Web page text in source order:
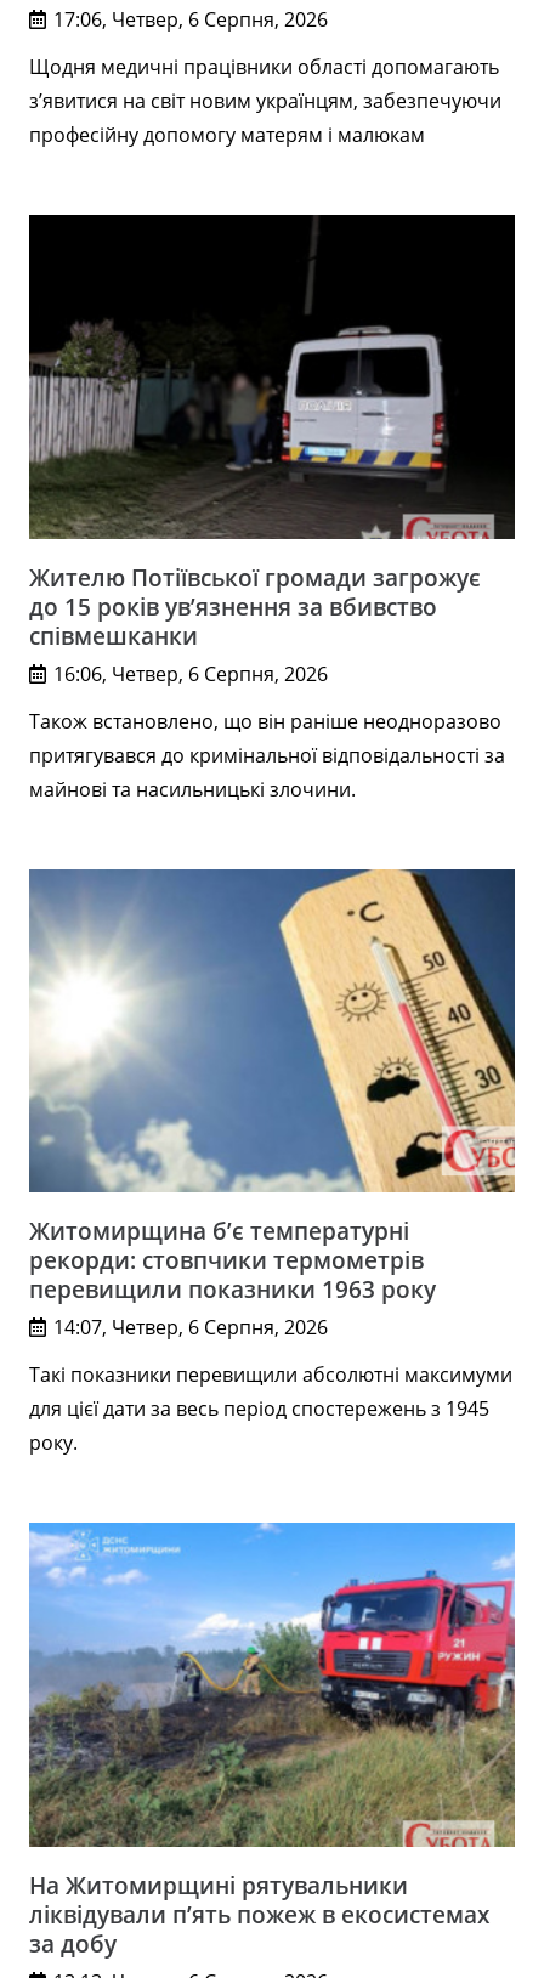
17:06, Четвер, 6 Серпня, 2026
Щодня медичні працівники області допомагають
з’явитися на світ новим українцям, забезпечуючи
професійну допомогу матерям і малюкам
Жителю Потіївської громади загрожує
до 15 років ув’язнення за вбивство
співмешканки
16:06, Четвер, 6 Серпня, 2026
Також встановлено, що він раніше неодноразово
притягувався до кримінальної відповідальності за
майнові та насильницькі злочини.
Житомирщина б’є температурні
рекорди: стовпчики термометрів
перевищили показники 1963 року
14:07, Четвер, 6 Серпня, 2026
Такі показники перевищили абсолютні максимуми
для цієї дати за весь період спостережень з 1945
року.
На Житомирщині рятувальники
ліквідували п’ять пожеж в екосистемах
за добу